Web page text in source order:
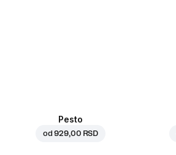
Pesto
od929,00 RSD